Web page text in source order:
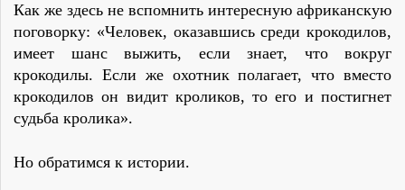
Как же здесь не вспомнить интересную африканскую
поговорку: «Человек, оказавшись среди крокодилов,
имеет шанс выжить, если знает, что вокруг
крокодилы. Если же охотник полагает, что вместо
крокодилов он видит кроликов, то его и постигнет
судьба кролика».
Но обратимся к истории.